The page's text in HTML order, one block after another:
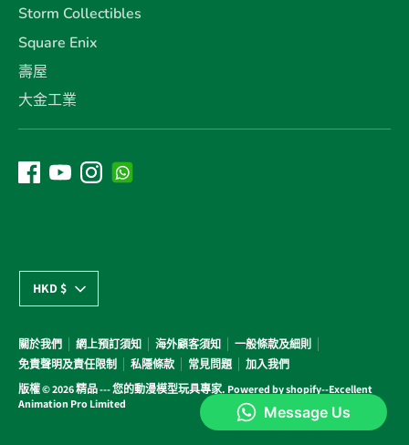
Storm Collectibles
Square Enix
壽屋
大金工業
關於我們 網上預訂須知 海外顧客須知
一般條款及細則
免責聲明及責任限制
私隱條款 常見問題
加入我們
版權 © 2026精品 --- 您的動漫模型玩具專家. Powered by shopify--Excellent
Animation Pro Limited
貨
幣
HKD $